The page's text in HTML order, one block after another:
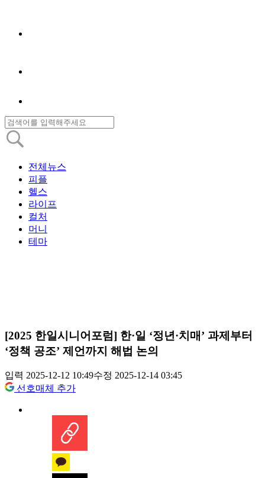
전체뉴스
피플
헬스
라이프
컬처
머니
테마
[2025 한일시니어포럼] 한·일 ‘정년·치매’ 과제부터
‘정책 공조’ 제언까지 해법 논의
입력 2025-12-12 10:49수정 2025-12-14 03:45
선호매체 추가